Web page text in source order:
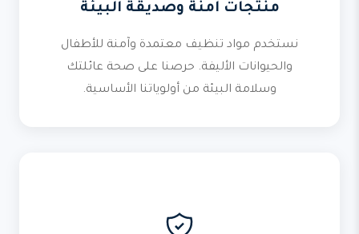
منتجات آمنة وصديقة البيئة
نستخدم مواد تنظيف معتمدة وآمنة للأطفال
والحيوانات الأليفة. حرصنا على صحة عائلتك
وسلامة البيئة من أولوياتنا الأساسية.